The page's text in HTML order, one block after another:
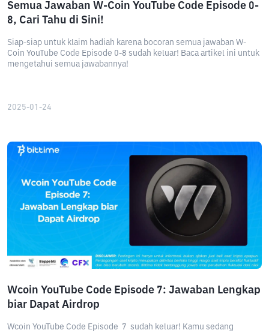
Semua Jawaban W-Coin YouTube Code Episode 0-
8, Cari Tahu di Sini!
Siap-siap untuk klaim hadiah karena bocoran semua jawaban W-
Coin YouTube Code Episode 0-8 sudah keluar! Baca artikel ini untuk
mengetahui semua jawabannya!
2025-01-24
Wcoin YouTube Code Episode 7: Jawaban Lengkap
biar Dapat Airdrop
Wcoin YouTube Code Episode 7 sudah keluar! Kamu sedang